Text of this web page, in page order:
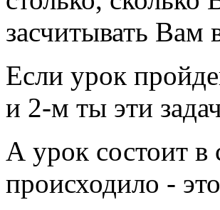
засчитывать Вам
Если урок
и 2-м ты эти
А урок состоит
происходило -